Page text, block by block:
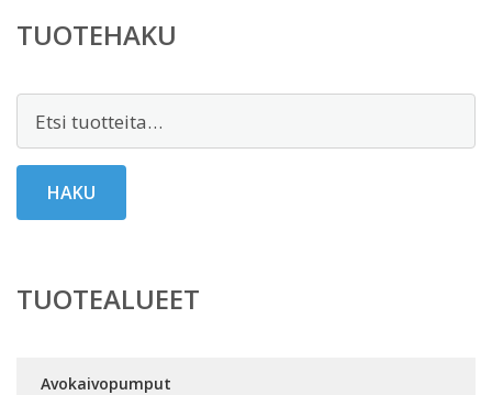
TUOTEHAKU
HAKU
TUOTEALUEET
Avokaivopumput